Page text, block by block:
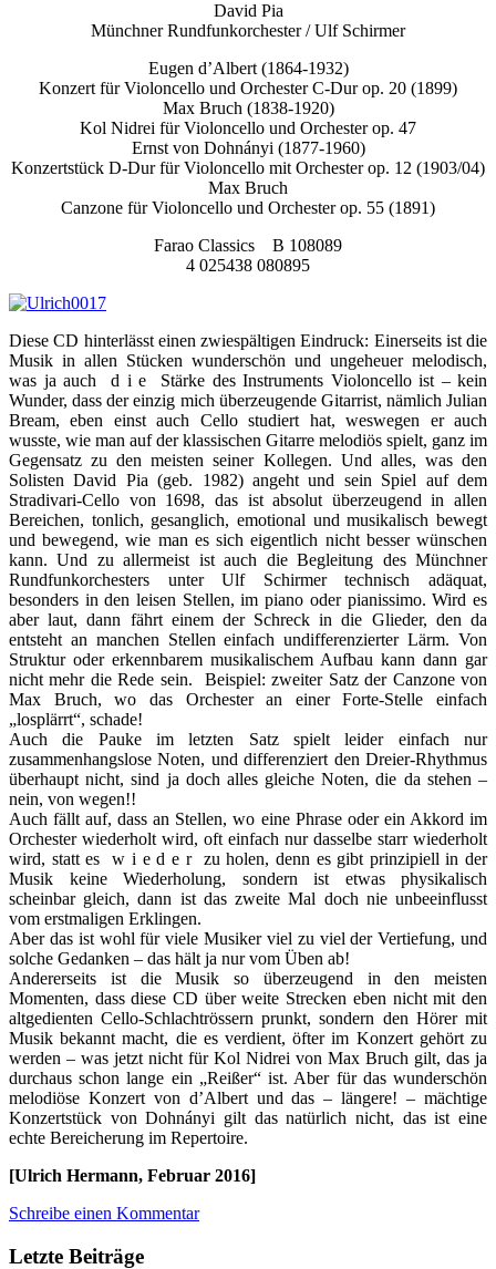
David Pia
Münchner Rundfunkorchester / Ulf Schirmer
Eugen d’Albert (1864-1932)
Konzert für Violoncello und Orchester C-Dur op. 20 (1899)
Max Bruch (1838-1920)
Kol Nidrei für Violoncello und Orchester op. 47
Ernst von Dohnányi (1877-1960)
Konzertstück D-Dur für Violoncello mit Orchester op. 12 (1903/04)
Max Bruch
Canzone für Violoncello und Orchester op. 55 (1891)
Farao Classics B 108089
4 025438 080895
Diese CD hinterlässt einen zwiespältigen Eindruck: Einerseits ist die
Musik in allen Stücken wunderschön und ungeheuer melodisch,
was ja auch d i e Stärke des Instruments Violoncello ist – kein
Wunder, dass der einzig mich überzeugende Gitarrist, nämlich Julian
Bream, eben einst auch Cello studiert hat, weswegen er auch
wusste, wie man auf der klassischen Gitarre melodiös spielt, ganz im
Gegensatz zu den meisten seiner Kollegen. Und alles, was den
Solisten David Pia (geb. 1982) angeht und sein Spiel auf dem
Stradivari-Cello von 1698, das ist absolut überzeugend in allen
Bereichen, tonlich, gesanglich, emotional und musikalisch bewegt
und bewegend, wie man es sich eigentlich nicht besser wünschen
kann. Und zu allermeist ist auch die Begleitung des Münchner
Rundfunkorchesters unter Ulf Schirmer technisch adäquat,
besonders in den leisen Stellen, im piano oder pianissimo. Wird es
aber laut, dann fährt einem der Schreck in die Glieder, den da
entsteht an manchen Stellen einfach undifferenzierter Lärm. Von
Struktur oder erkennbarem musikalischem Aufbau kann dann gar
nicht mehr die Rede sein. Beispiel: zweiter Satz der Canzone von
Max Bruch, wo das Orchester an einer Forte-Stelle einfach
„losplärrt“, schade!
Auch die Pauke im letzten Satz spielt leider einfach nur
zusammenhangslose Noten, und differenziert den Dreier-Rhythmus
überhaupt nicht, sind ja doch alles gleiche Noten, die da stehen –
nein, von wegen!!
Auch fällt auf, dass an Stellen, wo eine Phrase oder ein Akkord im
Orchester wiederholt wird, oft einfach nur dasselbe starr wiederholt
wird, statt es w i e d e r zu holen, denn es gibt prinzipiell in der
Musik keine Wiederholung, sondern ist etwas physikalisch
scheinbar gleich, dann ist das zweite Mal doch nie unbeeinflusst
vom erstmaligen Erklingen.
Aber das ist wohl für viele Musiker viel zu viel der Vertiefung, und
solche Gedanken – das hält ja nur vom Üben ab!
Andererseits ist die Musik so überzeugend in den meisten
Momenten, dass diese CD über weite Strecken eben nicht mit den
altgedienten Cello-Schlachtrössern prunkt, sondern den Hörer mit
Musik bekannt macht, die es verdient, öfter im Konzert gehört zu
werden – was jetzt nicht für Kol Nidrei von Max Bruch gilt, das ja
durchaus schon lange ein „Reißer“ ist. Aber für das wunderschön
melodiöse Konzert von d’Albert und das – längere! – mächtige
Konzertstück von Dohnányi gilt das natürlich nicht, das ist eine
echte Bereicherung im Repertoire.
[Ulrich Hermann, Februar 2016]
Schreibe einen Kommentar
Letzte Beiträge